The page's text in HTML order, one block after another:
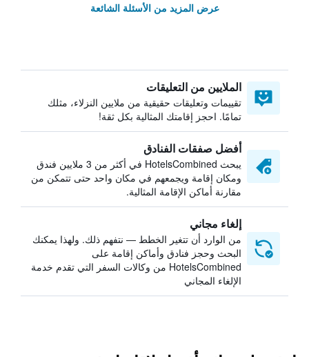
عرض المزيد من الأسئلة الشائعة
الملايين من التعليقات
تقييمات وتعليقات حقيقية من ملايين النزلاء، مثلك
تمامًا. احجز إقامتك المثالية بكل ثقة!
أفضل صفقات الفنادق
يبحث HotelsCombined في أكثر من 3 ملايين فندق
ومكان إقامة ويجمعهم في مكان واحد حتى تتمكن من
مقارنة أماكن الإقامة المثالية.
إلغاء مجاني
من الوارد أن تتغير الخطط — نتفهم ذلك. ولهذا يمكنك
البحث وحجز فنادق وأماكن إقامة على
HotelsCombined من وكالات السفر التي تقدم خدمة
الإلغاء المجاني